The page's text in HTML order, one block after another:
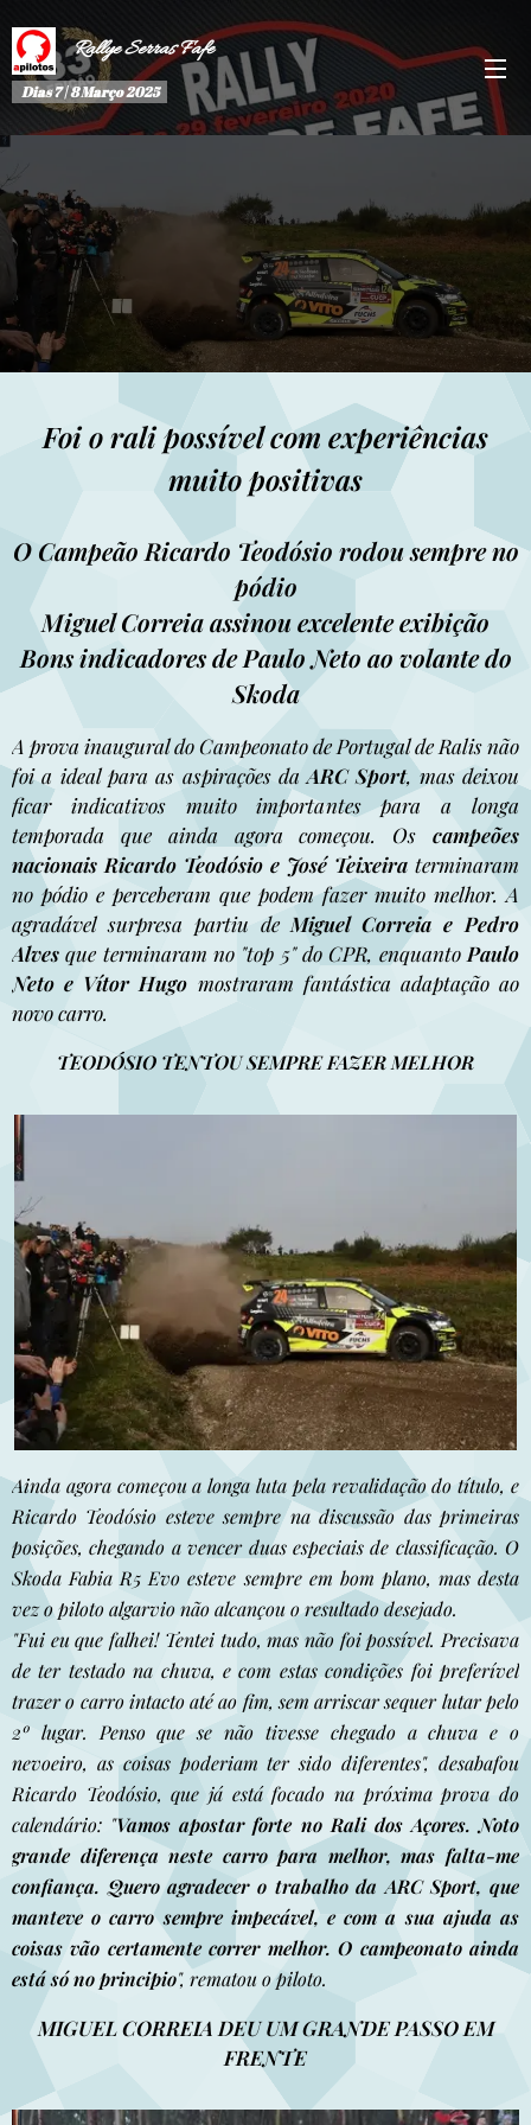
Rallye Serras Fafe
Dias 7 | 8 Março 2025
Foi o rali possível com experiências
muito positivas
O Campeão Ricardo Teodósio rodou sempre no
pódio
Miguel Correia assinou excelente exibição
Bons indicadores de Paulo Neto ao volante do
Skoda
A prova inaugural do Campeonato de Portugal de Ralis não
foi a ideal para as aspirações daARC Sport, mas deixou
ficar indicativos muito importantes para a longa
temporada que ainda agora começou. Os campeões
nacionais Ricardo Teodósio e José Teixeira terminaram
no pódio e perceberam que podem fazer muito melhor. A
agradável surpresa partiu de Miguel Correia e Pedro
Alves que terminaram no "top 5" do CPR, enquanto Paulo
Neto e Vítor Hugo mostraram fantástica adaptação ao
novo carro.
TEODÓSIO TENTOU SEMPRE FAZER MELHOR
Ainda agora começou a longa luta pela revalidação do título, e
Ricardo Teodósio esteve sempre na discussão das primeiras
posições, chegando a vencer duas especiais de classificação. O
Skoda Fabia R5 Evo esteve sempre em bom plano, mas desta
vez o piloto algarvio não alcançou o resultado desejado.
"Fui eu que falhei! Tentei tudo, mas não foi possível. Precisava
de ter testado na chuva, e com estas condições foi preferível
trazer o carro intacto até ao fim, sem arriscar sequer lutar pelo
2º lugar. Penso que se não tivesse chegado a chuva e o
nevoeiro, as coisas poderiam ter sido diferentes", desabafou
Ricardo Teodósio, que já está focado na próxima prova do
calendário: "Vamos apostar forte no Rali dos Açores. Noto
grande diferença neste carro para melhor, mas falta-me
confiança. Quero agradecer o trabalho da ARC Sport, que
manteve o carro sempre impecável, e com a sua ajuda as
coisas vão certamente correr melhor. O campeonato ainda
está só no principio", rematou o piloto.
MIGUEL CORREIA DEU UM GRANDE PASSO EM
FRENTE